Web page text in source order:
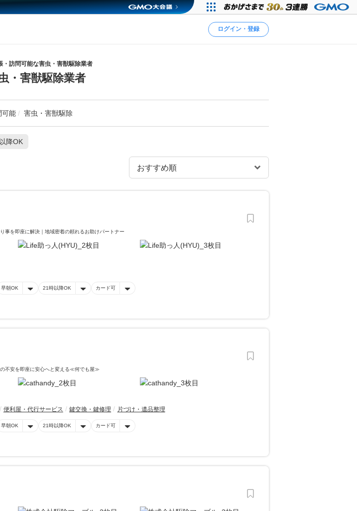
ログイン・登録
・訪問可能な害虫・害獣駆除業者
・害獣駆除業者
可能 害虫・害獣駆除
降OK
事を即座に解決｜地域密着の頼れるお助けパートナー
早朝OK 21時以降OK カード可
不安を即座に安心へと変える≪何でも屋≫
便利屋・代行サービス 鍵交換・鍵修理 片づけ・遺品整理
早朝OK 21時以降OK カード可